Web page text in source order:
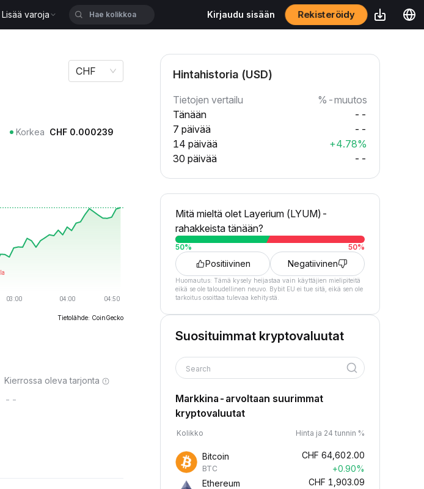
Lisää varoja Kirjaudu sisään Rekisteröidy
CHF
Korkea CHF 0.000239
Tietolähde: CoinGecko
Kierrossa oleva tarjonta
--
Hintahistoria (USD)
Tietojen vertailu
%-muutos
Tänään
--
7 päivää
--
14 päivää
+4.78%
30 päivää
--
Mitä mieltä olet Layerium (LYUM)-
rahakkeista tänään?
50% 50%
Positiivinen Negatiivinen
Huomautus: Tämä kysely heijastaa vain käyttäjien mielipiteitä
eikä se ole taloudellinen neuvo. Bybit EU ei tue sitä, eikä sen ole
tarkoitus osoittaa tulevaa kehitystä.
Suosituimmat kryptovaluutat
Search
Markkina-arvoltaan suurimmat
kryptovaluutat
Kolikko Hinta ja 24 tunnin %
Bitcoin
BTC
CHF 64,602.00
+0.90%
Ethereum
CHF 1,903.09